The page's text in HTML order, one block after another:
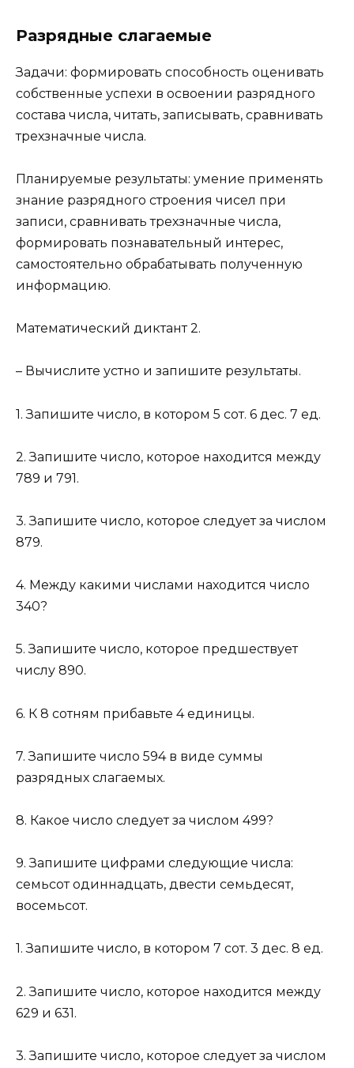
Разрядные слагаемые
Задачи: формировать способность оценивать
собственные успехи в освоении разрядного
состава числа, читать, записывать, сравнивать
трехзначные числа.
Планируемые результаты: умение применять
знание разрядного строения чисел при
записи, сравнивать трехзначные числа,
формировать познавательный интерес,
самостоятельно обрабатывать полученную
информацию.
Математический диктант 2.
– Вычислите устно и запишите результаты.
1. Запишите число, в котором 5 сот. 6 дес. 7 ед.
2. Запишите число, которое находится между
789 и 791.
3. Запишите число, которое следует за числом
879.
4. Между какими числами находится число
340?
5. Запишите число, которое предшествует
числу 890.
6. К 8 сотням прибавьте 4 единицы.
7. Запишите число 594 в виде суммы
разрядных слагаемых.
8. Какое число следует за числом 499?
9. Запишите цифрами следующие числа:
семьсот одиннадцать, двести семьдесят,
восемьсот.
1. Запишите число, в котором 7 сот. 3 дес. 8 ед.
2. Запишите число, которое находится между
629 и 631.
3. Запишите число, которое следует за числом